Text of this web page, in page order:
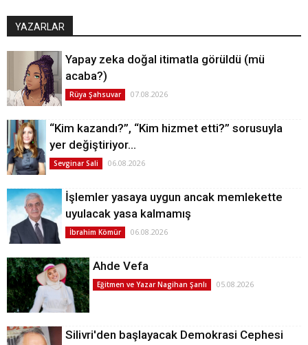
YAZARLAR
Yapay zeka doğal itimatla görüldü (mü
acaba?)
Rüya Şahsuvar 07.08.2026
“Kim kazandı?”, “Kim hizmet etti?” sorusuyla
yer değiştiriyor…
Sevginar Sali 06.08.2026
İşlemler yasaya uygun ancak memlekette
uyulacak yasa kalmamış
İbrahim Kömür 06.08.2026
Ahde Vefa
Eğitmen ve Yazar Nagihan Şanlı 05.08.2026
Silivri'den başlayacak Demokrasi Cephesi